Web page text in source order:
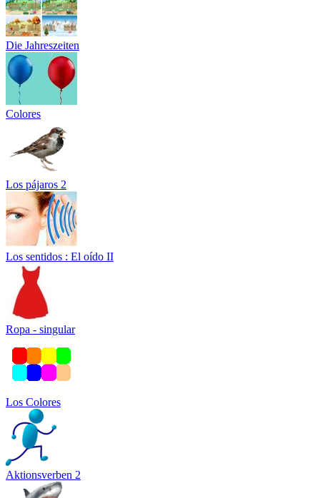
Die Jahreszeiten
Colores
Los pájaros 2
Los sentidos : El oído II
Ropa - singular
Los Colores
Aktionsverben 2